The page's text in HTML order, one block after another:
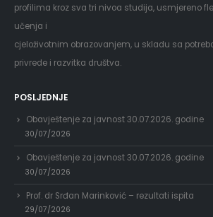
profilima kroz sva tri nivoa studija, usmjereno
učenja i
cjeloživotnim obrazovanjem, u skladu sa
privrede i razvitka društva.
POSLJEDNJE
Obavještenje za javnost 30.07.2026. godine
30/07/2026
Obavještenje za javnost 30.07.2026. godine
30/07/2026
Prof. dr Srđan Marinković – rezultati ispita
29/07/2026